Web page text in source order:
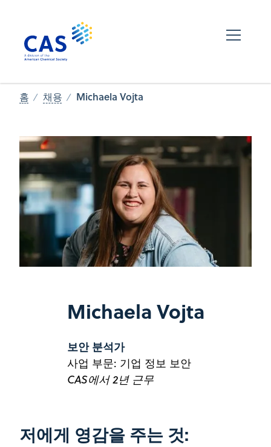
홈 채용 Michaela Vojta
Michaela Vojta
보안 분석가
사업 부문: 기업 정보 보안
CAS에서 2년 근무
저에게 영감을 주는 것: